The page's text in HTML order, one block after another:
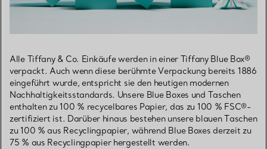
Alle Tiffany & Co. Einkäufe werden in einer Tiffany Blue Box®
verpackt. Auch wenn diese berühmte Verpackung bereits 1886
eingeführt wurde, entspricht sie den heutigen modernen
Nachhaltigkeitsstandards. Unsere Blue Boxes und Taschen
enthalten zu 100 % recycelbares Papier, das zu 100 % FSC®-
zertifiziert ist. Darüber hinaus bestehen unsere blauen Taschen
zu 100 % aus Recyclingpapier, während Blue Boxes derzeit zu
75 % aus Recyclingpapier hergestellt werden.